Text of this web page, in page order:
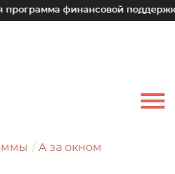
финансовой поддержки для
А за окном